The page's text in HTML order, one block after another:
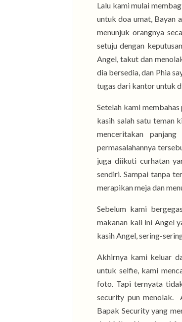
Lalu kami mulai
untuk doa umat, Bayan
menunjuk orangnya
setuju dengan
Angel, takut dan
dia bersedia, dan Phia
tugas dari kantor untuk
Setelah kami
kasih salah satu teman
menceritakan
permasalahannya
juga diikuti curhatan
sendiri. Sampai tanpa
merapikan meja dan
Sebelum kami
makanan kali ini Angel
kasih Angel, sering-sering
Akhirnya kami keluar
untuk selfie, kami
foto. Tapi ternyata
security pun menolak.
Bapak Security yang